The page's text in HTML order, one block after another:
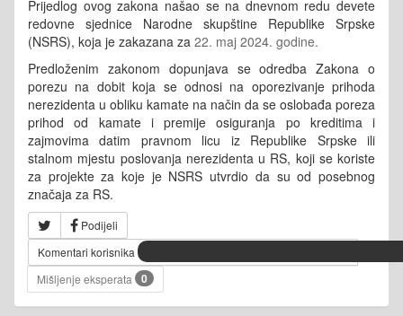
Prijedlog ovog zakona našao se na dnevnom redu devete
redovne sjednice Narodne skupštine Republike Srpske
(NSRS), koja je zakazana za 22. maj 2024. godine.
Predloženim zakonom dopunjava se odredba Zakona o
porezu na dobit koja se odnosi na oporezivanje prihoda
nerezidenta u obliku kamate na način da se oslobađa poreza
prihod od kamate i premije osiguranja po kreditima i
zajmovima datim pravnom licu iz Republike Srpske ili
stalnom mjestu poslovanja nerezidenta u RS, koji se koriste
za projekte za koje je NSRS utvrdio da su od posebnog
značaja za RS.
Podijeli
Komentari korisnika
Mišljenje eksperata
0